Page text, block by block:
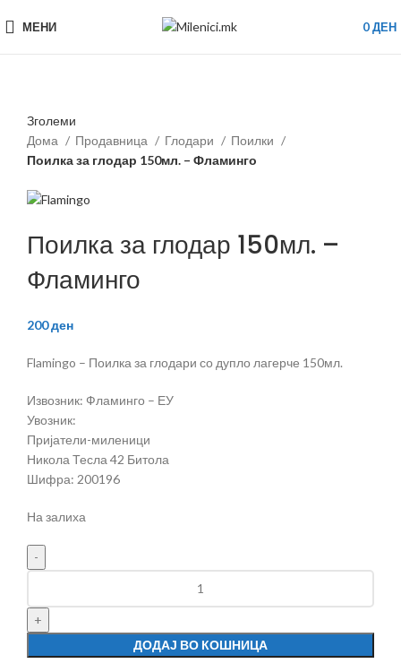
МЕНИ 0ДЕН
Зголеми
Дома
Продавница Глодари
Поилки
Поилка за глодар 150мл. – Фламинго
Поилка за глодар 150мл. –
Фламинго
200ден
Flamingo – Поилка за глодари со дупло лагерче 150мл.
Извозник: Фламинго – ЕУ
Увозник:
Пријатели-миленици
Никола Тесла 42 Битола
Шифра: 200196
На залиха
ДОДАЈ ВО КОШНИЦА